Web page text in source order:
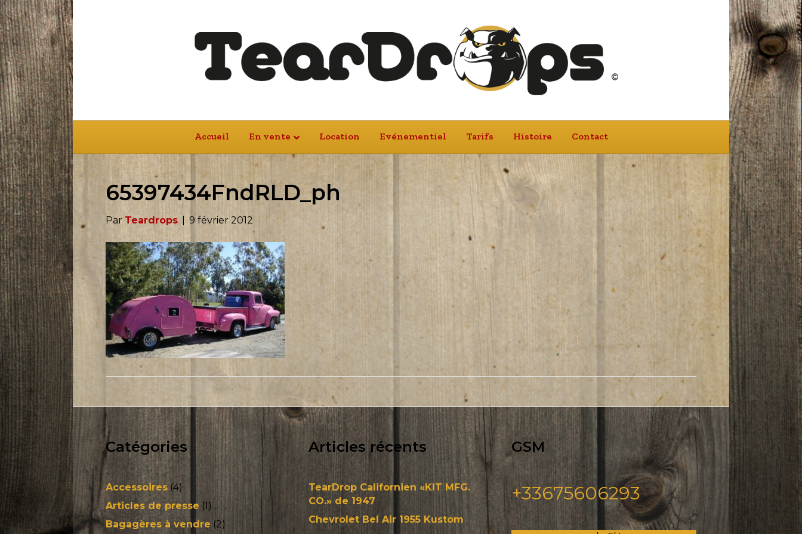
Accueil En vente Location Evénementiel Tarifs Histoire Contact
65397434FndRLD_ph
Par Teardrops 9 février 2012
Catégories
Accessoires(4)
Articles de presse (1)
Bagagères à vendre (2)
Articles récents
TearDrop Californien «KIT MFG.
CO.» de 1947
Chevrolet Bel Air 1955 Kustom
GSM
+33675606293